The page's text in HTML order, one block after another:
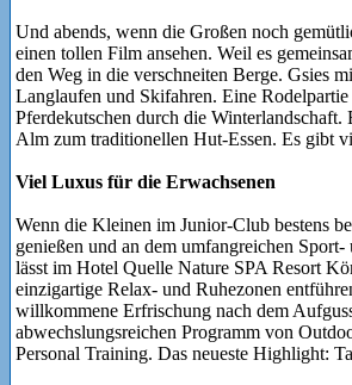
Und abends, wenn die Großen noch
einen tollen Film ansehen. Weil es
den Weg in die verschneiten Berge. Gsies
Langlaufen und Skifahren. Eine
Pferdekutschen durch die
Alm zum traditionellen Hut-Essen. Es gibt
Viel Luxus für die Erwachsenen
Wenn die Kleinen im Junior-Club bestens
genießen und an dem umfangreichen
lässt im Hotel Quelle Nature SPA Resort
einzigartige Relax- und Ruhezonen
willkommene Erfrischung nach dem
abwechslungsreichen Programm von
Personal Training. Das neueste Highlight: